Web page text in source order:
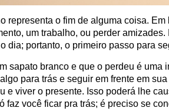
representa o fim de alguma coisa.
um trabalho, ou perder
dia; portanto, o primeiro passo para
sapato branco e que o perdeu é uma
para trás e seguir em frente em
e viver o presente. Isso poderá lhe
faz você ficar pra trás; é preciso se